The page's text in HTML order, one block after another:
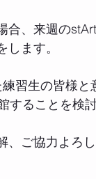
合、来週の
ます。
習生の皆様
ることを検
ご協力よろし